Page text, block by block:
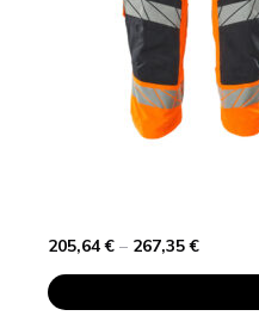
205,64€ – 267,35€Price
through
This
Product
Has